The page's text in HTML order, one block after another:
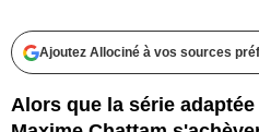
Ajoutez Allociné à vos sources
Alors que la série